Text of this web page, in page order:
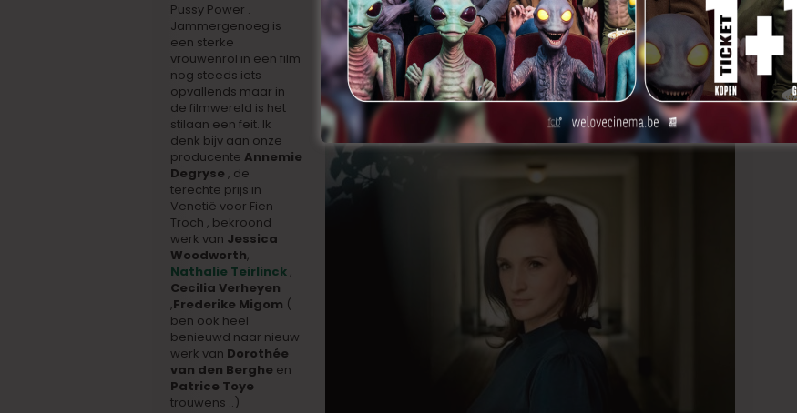
Pussy Power .
Jammergenoeg is
een sterke
vrouwenrol in een film
nog steeds iets
opvallends maar in
de filmwereld is het
stilaan een feit. Ik
denk bijv aan onze
producente Annemie
Degryse , de
terechte prijs in
Venetië voor Fien
Troch , bekroond
werk van Jessica
Woodworth,
Nathalie Teirlinck,
Cecilia Verheyen
,Frederike Migom (
ben ook heel
benieuwd naar nieuw
werk van Dorothée
van den Berghe en
Patrice Toye
trouwens ..)